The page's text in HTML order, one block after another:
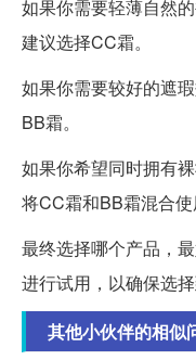
如果你需要轻薄自然
建议选择CC霜。
如果你需要较好的遮
BB霜。
如果你希望同时拥有
将CC霜和BB霜混合使
最终选择哪个产品，
进行试用，以确保选
其他小伙伴的相似